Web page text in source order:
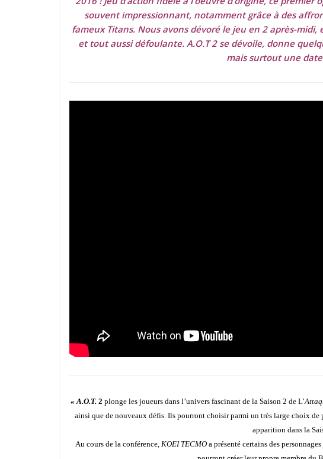
souvent impressionnant, notamment grâce à des
fameux Titans. Nous avons dévoré le jeu en 2 après-
et tout aussi défoulante. A.O.T 2 se dévoile, donne
mais surtout une
« A.O.T. 2 plonge les joueurs dans l’univers fascinant de la Saison 2 de L’
ainsi que de nouveaux défis. Ils pourront choisir parmi un très large choix
apparition dans la
Au cours de la conférence, KOEI TECMO a présenté certains des